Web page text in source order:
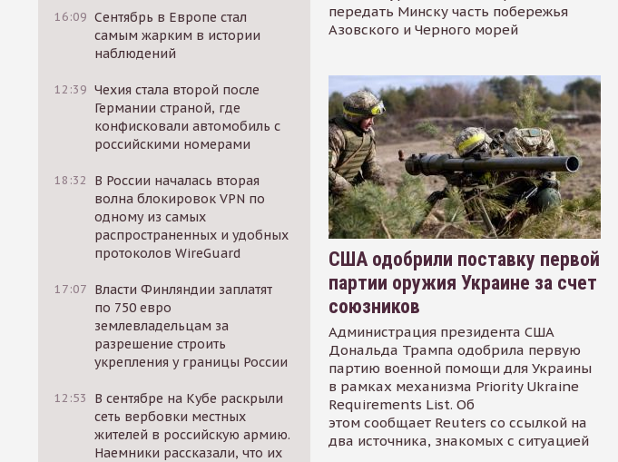
16:09 Сентябрь в Европе стал
самым жарким в истории
наблюдений
12:39 Чехия стала второй после
Германии страной, где
конфисковали автомобиль с
российскими номерами
18:32
В России началась вторая
волна блокировок VPN по
одному из самых
распространенных и удобных
протоколов WireGuard
17:07 Власти Финляндии заплатят
по 750 евро
землевладельцам за
разрешение строить
укрепления у границы России
12:53
В сентябре на Кубе раскрыли
сеть вербовки местных
жителей в российскую армию.
Наемники рассказали, что их
передать Минску часть побережья
Азовского и Черного морей
США одобрили поставку первой
партии оружия Украине за счет
союзников
Администрация президента США
Дональда Трампа одобрила первую
партию военной помощи для Украины
в рамках механизма Priority Ukraine
Requirements List. Об
этом сообщает Reuters со ссылкой на
два источника, знакомых с ситуацией